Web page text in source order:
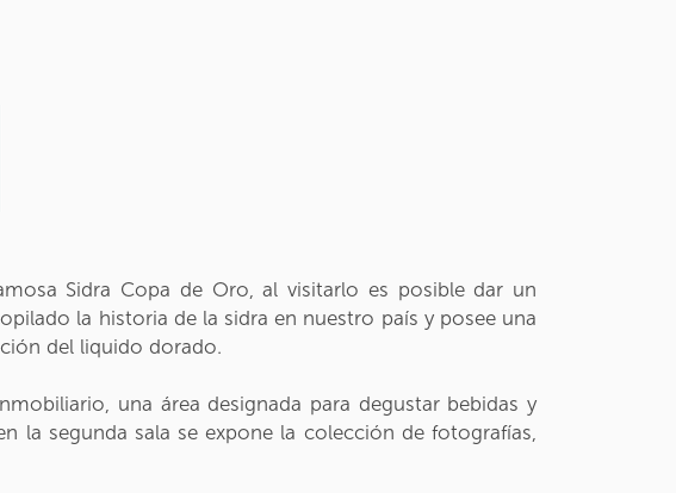
Sidra Copa de Oro, al visitarlo es posible dar un
la historia de la sidra en nuestro país y posee una
del liquido dorado.
una área designada para degustar bebidas y
la segunda sala se expone la colección de fotografías,